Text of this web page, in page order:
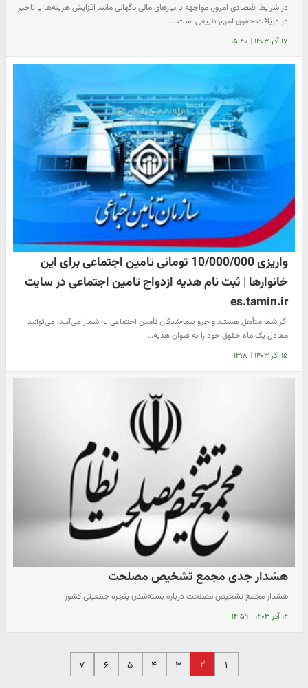
در شرایط اقتصادی امروز، مواجهه با نیازهای مالی ناگهانی مانند افزایش هزینه‌ها یا تاخیر
در دریافت حقوق امری طبیعی است.…
۱۷ آذر ۱۴۰۳ | ۱۵:۴۰
واریزی 10/000/000 تومانی تامین اجتماعی برای این
خانوارها | ثبت نام هدیه ازدواج تامین اجتماعی در سایت
es.tamin.ir
اگر شما متأهل هستید و جزو بیمه‌شدگان تأمین اجتماعی به شمار می‌آیید، می‌توانید
معادل یک ماه حقوق خود را به عنوان هدیه…
۱۵ آذر ۱۴۰۳ | ۱۳:۸
هشدار جدی مجمع تشخیص مصلحت
هشدار مجمع تشخیص مصلحت درباره بسته‌شدن پنجره جمعیتی کشور
۱۴ آذر ۱۴۰۳ | ۱۴:۵۹
۱ ۲ ۳ ۴ ۵ ۶ ۷